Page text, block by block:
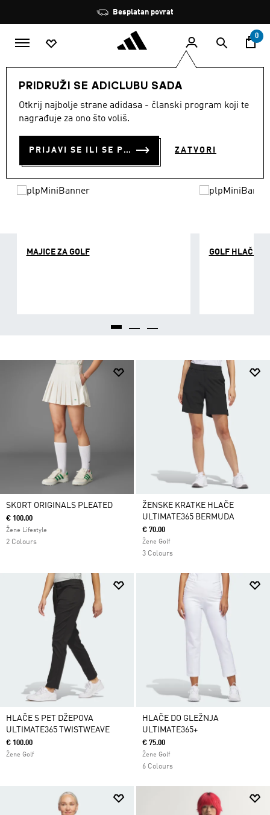
Zaustavi
rotaciju
Besplatan povrat
0
PRIDRUŽI SE ADICLUBU SADA
Otkrij najbolje strane adidasa - članski program koji te
nagrađuje za ono što voliš.
PRIJAVI SE ILI SE PRIDRUŽI SADA ZATVORI
ŽENE Sportovi Golf ŽENSKA ODJEĆA ZA GOLF
ŽENSKA ODJEĆA ZA GOLF
Filtriraj Velike Slike
MAJICE ZA GOLF GOLF HLAČE
SKORT ORIGINALS PLEATED
€ 100.00
Žene Lifestyle
2 Colours
ŽENSKE KRATKE HLAČE
ULTIMATE365 BERMUDA
€ 70.00
Žene Golf
3 Colours
HLAČE S PET DŽEPOVA
ULTIMATE365 TWISTWEAVE
€ 100.00
Žene Golf
HLAČE DO GLEŽNJA
ULTIMATE365+
€ 75.00
Žene Golf
6 Colours